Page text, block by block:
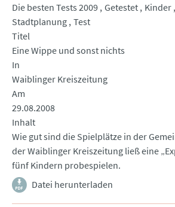
Die besten Tests 2009 Getestet Kinder
Stadtplanung Test
Titel
Eine Wippe und sonst nichts
In
Waiblinger Kreiszeitung
Am
29.08.2008
Inhalt
Wie gut sind die Spielplätze in der
der Waiblinger Kreiszeitung ließ eine
fünf Kindern probespielen.
Datei herunterladen